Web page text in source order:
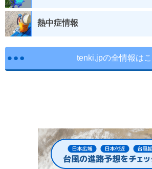
熱中症情報
tenki.jpの全情報は